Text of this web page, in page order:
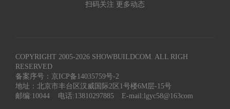
扫码关注 更多动态
COPYRIGHT 2005-2026 SHOWBUILDCOM. ALL RIGH
RESERVED
备案序号：京ICP备14035759号-2
地址：北京市丰台区汉威国际2区1号楼6M层-15号
邮编:10044
电话:13810297885 E-mail:lgyc58@163com